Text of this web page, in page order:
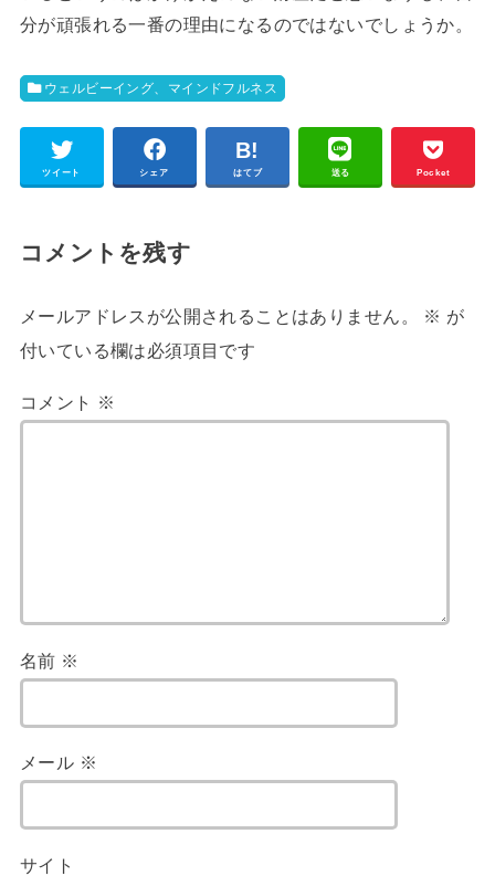
分が頑張れる一番の理由になるのではないでしょうか。
ウェルビーイング、マインドフルネス
ツイート シェア はてブ 送る Pocket
コメントを残す
メールアドレスが公開されることはありません。 ※ が
付いている欄は必須項目です
コメント ※
名前 ※
メール ※
サイト